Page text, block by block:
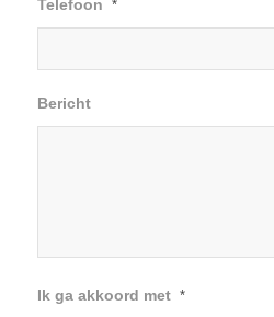
Telefoon *
Bericht
Ik ga akkoord met *